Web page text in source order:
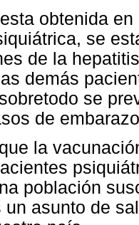
obtenida
se
de la
demás
se
de
la
población
un asunto de